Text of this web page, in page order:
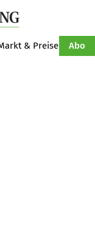
& Preise Abo